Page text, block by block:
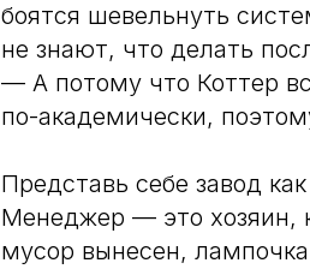
боятся шевельнуть
не знают, что делать
— А потому что Коттер
по-академически,
Представь себе завод
Менеджер — это хозяин,
мусор вынесен,